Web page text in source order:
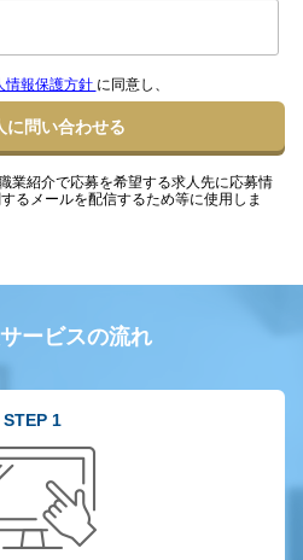
情報保護方針 に同意し、
に問い合わせる
業紹介で応募を希望する求人先に応募情
るメールを配信するため等に使用しま
ービスの流れ
STEP 1